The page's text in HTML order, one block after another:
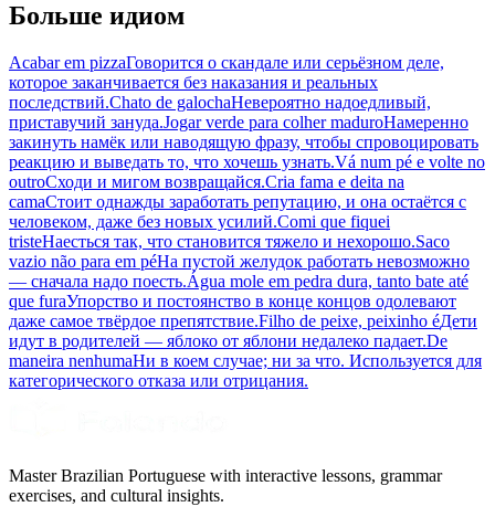
Больше идиом
Acabar em pizzaГоворится о скандале или серьёзном деле,
которое заканчивается без наказания и реальных
последствий.Chato de galochaНевероятно надоедливый,
приставучий зануда.Jogar verde para colher maduroНамеренно
закинуть намёк или наводящую фразу, чтобы спровоцировать
реакцию и выведать то, что хочешь узнать.Vá num pé e volte no
outroСходи и мигом возвращайся.Cria fama e deita na
camaСтоит однажды заработать репутацию, и она остаётся с
человеком, даже без новых усилий.Comi que fiquei
tristeНаесться так, что становится тяжело и нехорошо.Saco
vazio não para em péНа пустой желудок работать невозможно
— сначала надо поесть.Água mole em pedra dura, tanto bate até
que furaУпорство и постоянство в конце концов одолевают
даже самое твёрдое препятствие.Filho de peixe, peixinho éДети
идут в родителей — яблоко от яблони недалеко падает.De
maneira nenhumaНи в коем случае; ни за что. Используется для
категорического отказа или отрицания.
Master Brazilian Portuguese with interactive lessons, grammar
exercises, and cultural insights.